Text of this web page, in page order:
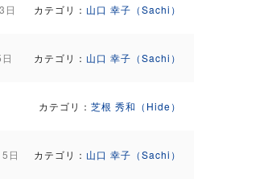
日 カテゴリ： 山口 幸子（Sachi）
カテゴリ： 山口 幸子（Sachi）
カテゴリ： 芝根 秀和（Hide）
日 カテゴリ： 山口 幸子（Sachi）